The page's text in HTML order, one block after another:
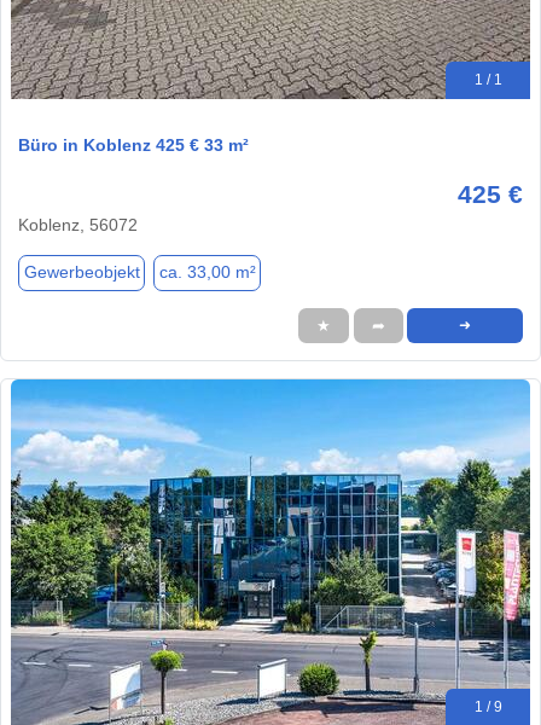
1 / 1
Büro in Koblenz 425 € 33 m²
425 €
Koblenz, 56072
Gewerbeobjekt ca. 33,00 m²
★ ➦ ➜
1 / 9